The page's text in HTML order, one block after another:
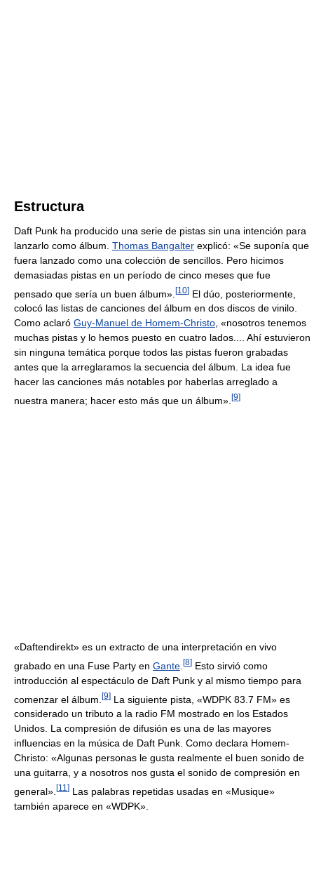
Estructura
Daft Punk ha producido una serie de pistas sin una intención para
lanzarlo como álbum. Thomas Bangalter explicó: «Se suponía que
fuera lanzado como una colección de sencillos. Pero hicimos
demasiadas pistas en un período de cinco meses que fue
pensado que sería un buen álbum». [10] El dúo, posteriormente,
colocó las listas de canciones del álbum en dos discos de vinilo.
Como aclaró Guy-Manuel de Homem-Christo, «nosotros tenemos
muchas pistas y lo hemos puesto en cuatro lados.... Ahí estuvieron
sin ninguna temática porque todos las pistas fueron grabadas
antes que la arreglaramos la secuencia del álbum. La idea fue
hacer las canciones más notables por haberlas arreglado a
nuestra manera; hacer esto más que un álbum». [9]
«Daftendirekt» es un extracto de una interpretación en vivo
grabado en una Fuse Party en Gante [8] Esto sirvió como
introducción al espectáculo de Daft Punk y al mismo tiempo para
comenzar el álbum. [9] La siguiente pista, «WDPK 83.7 FM» es
considerado un tributo a la radio FM mostrado en los Estados
Unidos. La compresión de difusión es una de las mayores
influencias en la música de Daft Punk. Como declara Homem-
Christo: «Algunas personas le gusta realmente el buen sonido de
una guitarra, y a nosotros nos gusta el sonido de compresión en
general». [11 ] Las palabras repetidas usadas en «Musique»
también aparece en «WDPK».